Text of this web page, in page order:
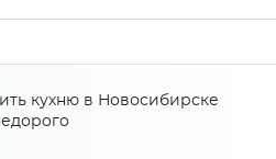
Венге/Шоколад